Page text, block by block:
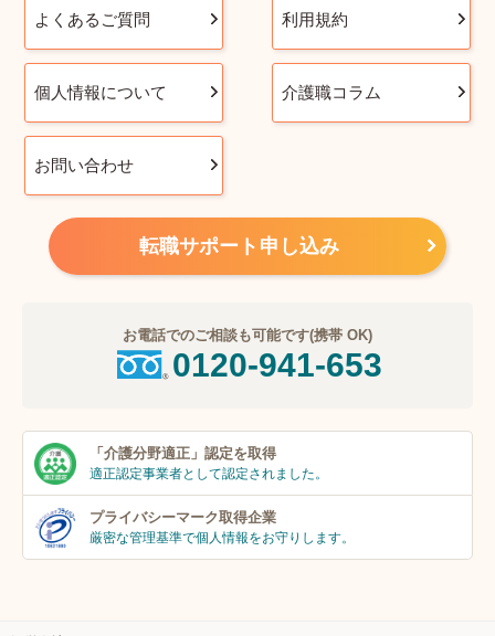
よくあるご質問 利用規約
個人情報について 介護職コラム
お問い合わせ
転職サポート申し込み
お電話でのご相談も可能です(携帯 OK)
0120-941-653
「介護分野適正」 認定を取得
適正認定事業者として認定されました。
プライバシーマーク取得企業
厳密な管理基準で個人情報をお守りします。